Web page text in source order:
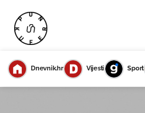
Dnevnik.hr Vijesti Sport